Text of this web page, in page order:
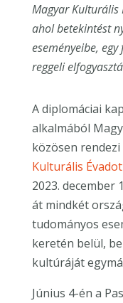
Magyar Kulturális
ahol betekintést
eseményeibe,
reggeli
A diplomáciai
alkalmából
közösen rendezi
Kulturális Évadot
2023. december
át mindkét
tudományos
keretén belül,
kultúráját
Június 4-én a